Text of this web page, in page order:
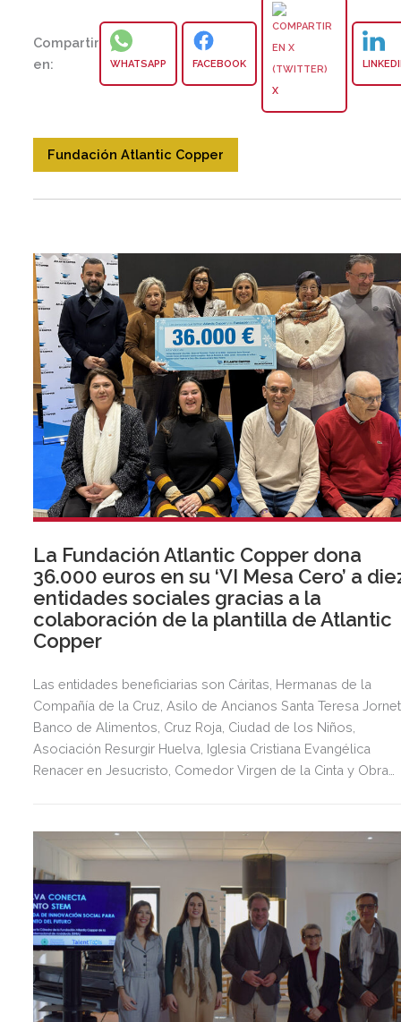
Compartir
en:
WHATSAPP FACEBOOK
X
Fundación Atlantic Copper
La Fundación Atlantic Copper dona
36.000 euros en su ‘VI Mesa Cero’ a
entidades sociales gracias a la
colaboración de la plantilla de Atlantic
Copper
Las entidades beneficiarias son Cáritas, Hermanas de la
Compañía de la Cruz, Asilo de Ancianos Santa Teresa
Banco de Alimentos, Cruz Roja, Ciudad de los Niños,
Asociación Resurgir Huelva, Iglesia Cristiana Evangélica
Renacer en Jesucristo, Comedor Virgen de la Cinta y Obra